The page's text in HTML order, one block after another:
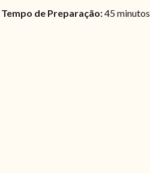
Tempo de Preparação:45 minutos